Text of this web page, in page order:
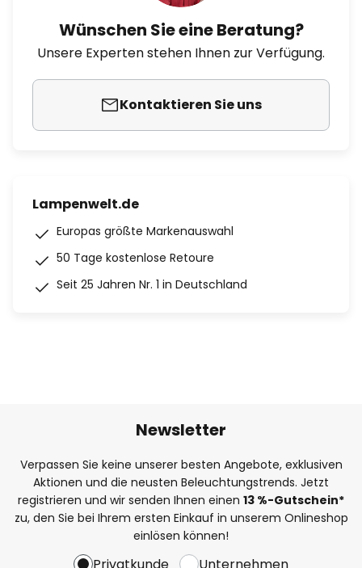
Wünschen Sie eine Beratung?
Unsere Experten stehen Ihnen zur Verfügung.
Kontaktieren Sie uns
Lampenwelt.de
Europas größte Markenauswahl
50 Tage kostenlose Retoure
Seit 25 Jahren Nr. 1 in Deutschland
Newsletter
Verpassen Sie keine unserer besten Angebote, exklusiven
Aktionen und die neusten Beleuchtungstrends. Jetzt
registrieren und wir senden Ihnen einen 13 %-Gutschein*
zu, den Sie bei Ihrem ersten Einkauf in unserem Onlineshop
einlösen können!
Privatkunde Unternehmen